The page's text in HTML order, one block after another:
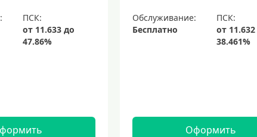
Обслуживание:
Бесплатно
Оформить